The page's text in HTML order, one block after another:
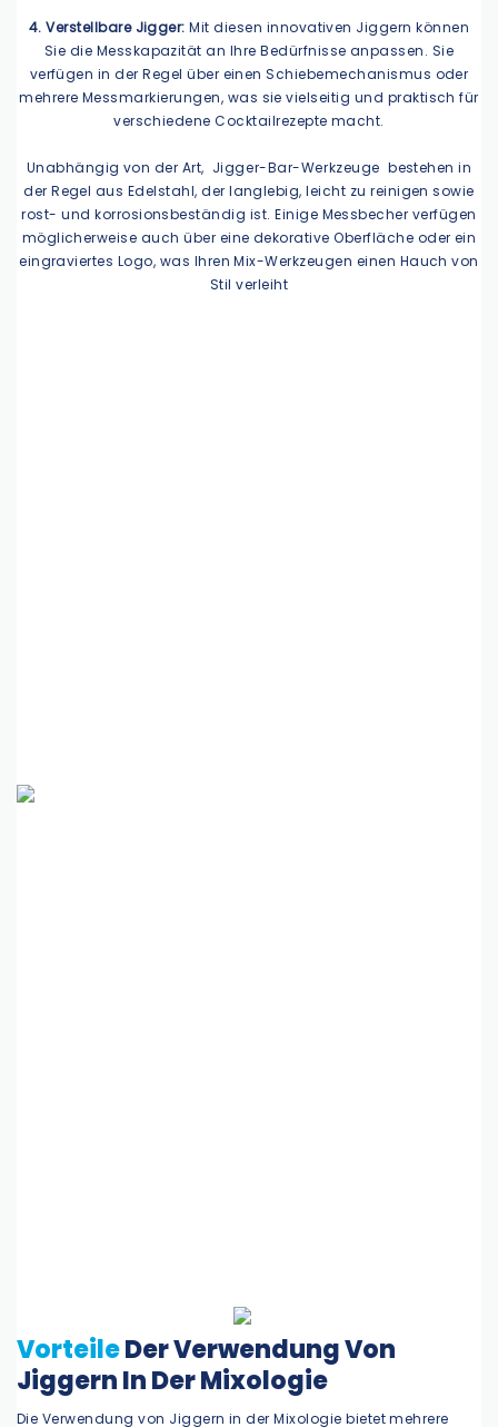
4. Verstellbare Jigger:Mit diesen innovativen Jiggern können
Sie die Messkapazität an Ihre Bedürfnisse anpassen. Sie
verfügen in der Regel über einen Schiebemechanismus oder
mehrere Messmarkierungen, was sie vielseitig und praktisch für
verschiedene Cocktailrezepte macht.
Unabhängig von der Art, Jigger-Bar-Werkzeuge bestehen in
der Regel aus Edelstahl, der langlebig, leicht zu reinigen sowie
rost- und korrosionsbeständig ist. Einige Messbecher verfügen
möglicherweise auch über eine dekorative Oberfläche oder ein
eingraviertes Logo, was Ihren Mix-Werkzeugen einen Hauch von
Stil verleiht
VorteileDer Verwendung Von
Jiggern In Der Mixologie
Die Verwendung von Jiggern in der Mixologie bietet mehrere